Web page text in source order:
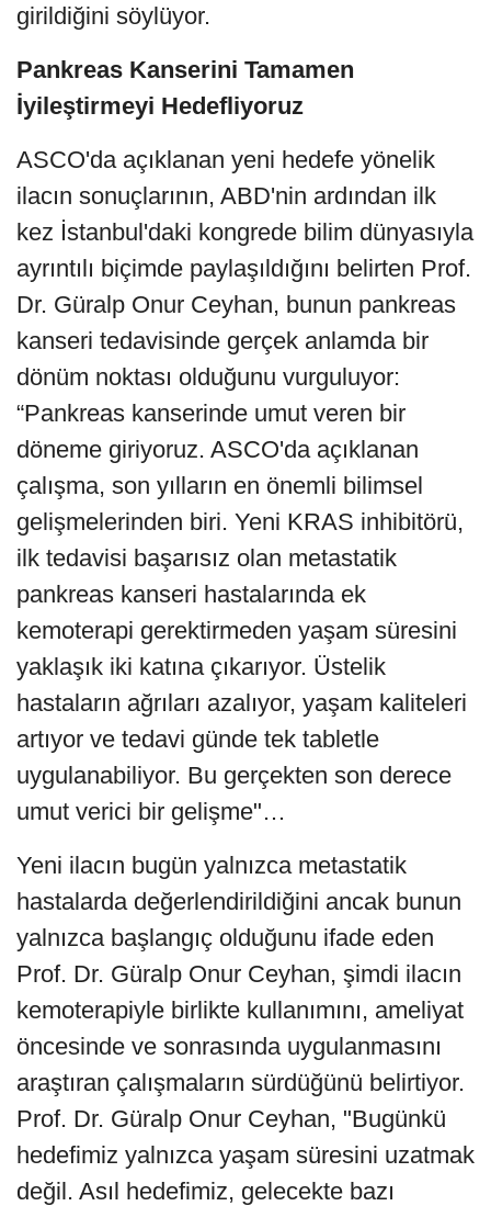
girildiğini söylüyor.
Pankreas Kanserini Tamamen
İyileştirmeyi Hedefliyoruz
ASCO'da açıklanan yeni hedefe yönelik
ilacın sonuçlarının, ABD'nin ardından ilk
kez İstanbul'daki kongrede bilim dünyasıyla
ayrıntılı biçimde paylaşıldığını belirten Prof.
Dr. Güralp Onur Ceyhan, bunun pankreas
kanseri tedavisinde gerçek anlamda bir
dönüm noktası olduğunu vurguluyor:
“Pankreas kanserinde umut veren bir
döneme giriyoruz. ASCO'da açıklanan
çalışma, son yılların en önemli bilimsel
gelişmelerinden biri. Yeni KRAS inhibitörü,
ilk tedavisi başarısız olan metastatik
pankreas kanseri hastalarında ek
kemoterapi gerektirmeden yaşam süresini
yaklaşık iki katına çıkarıyor. Üstelik
hastaların ağrıları azalıyor, yaşam kaliteleri
artıyor ve tedavi günde tek tabletle
uygulanabiliyor. Bu gerçekten son derece
umut verici bir gelişme"…
Yeni ilacın bugün yalnızca metastatik
hastalarda değerlendirildiğini ancak bunun
yalnızca başlangıç olduğunu ifade eden
Prof. Dr. Güralp Onur Ceyhan, şimdi ilacın
kemoterapiyle birlikte kullanımını, ameliyat
öncesinde ve sonrasında uygulanmasını
araştıran çalışmaların sürdüğünü belirtiyor.
Prof. Dr. Güralp Onur Ceyhan, "Bugünkü
hedefimiz yalnızca yaşam süresini uzatmak
değil. Asıl hedefimiz, gelecekte bazı